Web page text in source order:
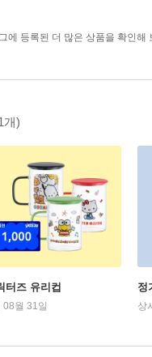
에 등록된 더 많은 상품을 확인해
개)
터즈 유리컵
월 31일
정
상